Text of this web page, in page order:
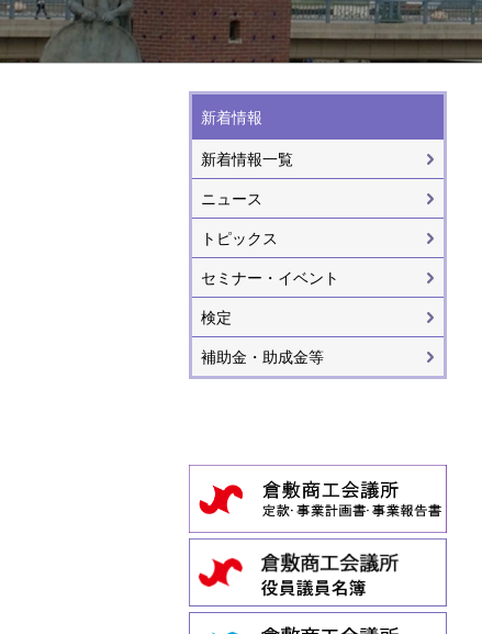
新着情報
新着情報一覧
ニュース
トピックス
セミナー・イベント
検定
補助金・助成金等